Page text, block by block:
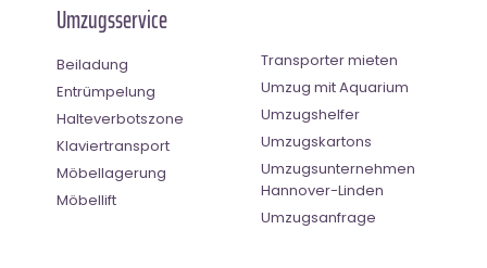
Umzugsservice
Beiladung
Entrümpelung
Halteverbotszone
Klaviertransport
Möbellagerung
Möbellift
Transporter mieten
Umzug mit Aquarium
Umzugshelfer
Umzugskartons
Umzugsunternehmen
Hannover-Linden
Umzugsanfrage